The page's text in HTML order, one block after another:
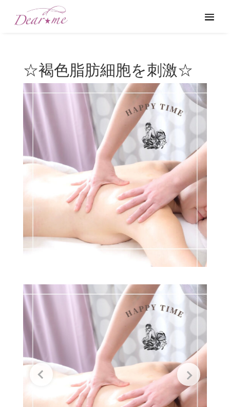
☆褐色脂肪細胞を刺激☆